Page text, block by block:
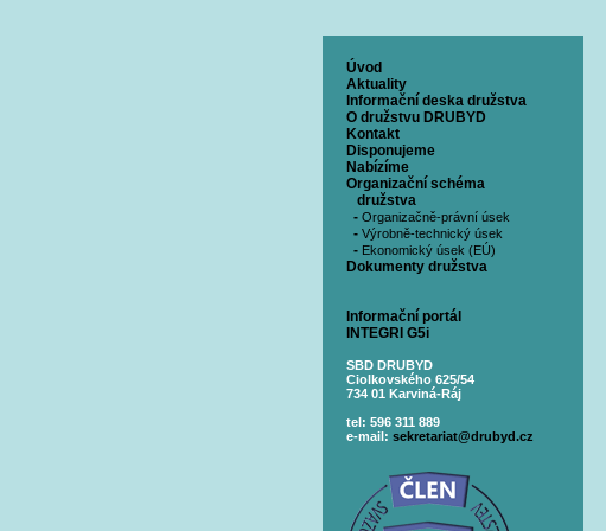
Úvod
Aktuality
Informační deska družstva
O družstvu DRUBYD
Kontakt
Disponujeme
Nabízíme
Organizační schéma
družstva
- Organizačně-právní úsek
- Výrobně-technický úsek
- Ekonomický úsek (EÚ)
Dokumenty družstva
Informační portál
INTEGRI G5i
SBD DRUBYD
Ciolkovského 625/54
734 01 Karviná-Ráj
tel: 596 311 889
e-mail: sekretariat@drubyd.cz